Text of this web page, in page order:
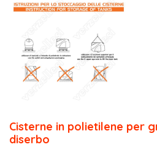
Cisterne in polietilene per
diserbo